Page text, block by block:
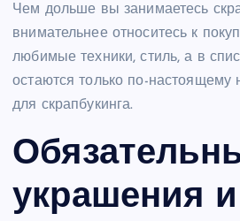
Чем дольше вы занимаетесь
внимательнее относитесь к
любимые техники, стиль, а в
остаются только по-
для скрапбукинга.
украшения и